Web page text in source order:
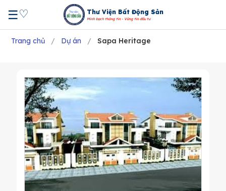
☰♡ Thư Viện Bất Động Sản
Minh bạch thông tin - Vững tin đầu tư
Trang chủ / Dự án / Sapa Heritage